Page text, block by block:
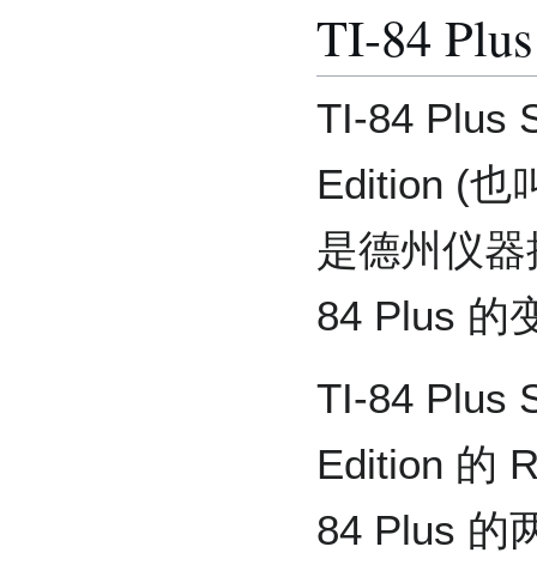
TI-84
TI-84 Plus
Edition (也
是德州仪
84 Plus 的
TI-84 Plus
Edition 的
84 Plus 的